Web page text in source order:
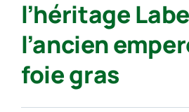
l’héritage
l’ancien
foie gras